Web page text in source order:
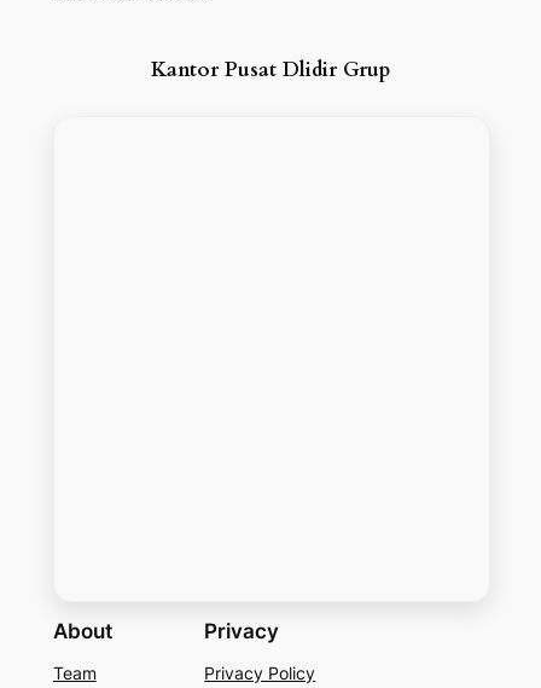
Kantor Pusat Dlidir Grup
About
Team
Privacy
Privacy Policy